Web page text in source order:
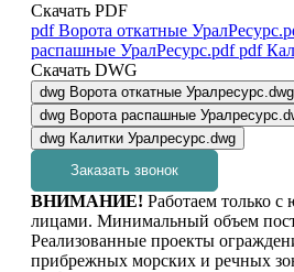
Скачать PDF
pdf Ворота откатные
распашные УралРесурс.pdf pdf
Скачать DWG
dwg Ворота откатные Уралресурс.dwg
dwg Ворота распашные
dwg Калитки Уралресурс.dwg
Заказать звонок
ВНИМАНИЕ! Работаем только
лицами. Минимальный объем
Реализованные проекты
прибрежных морских и речных